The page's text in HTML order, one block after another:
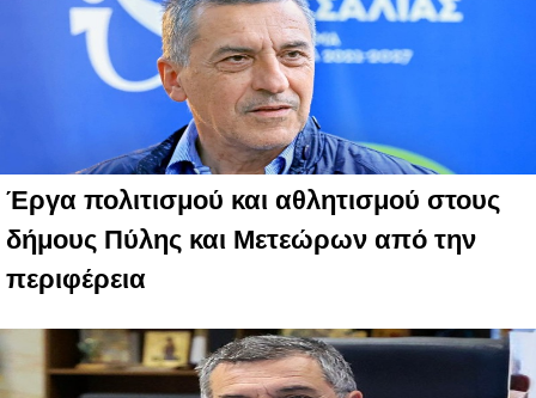
Έργα πολιτισμού και αθλητισμού στους
δήμους Πύλης και Μετεώρων από την
περιφέρεια